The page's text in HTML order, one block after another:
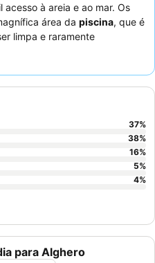
acesso à areia e ao mar. Os
área da piscina, que é
limpa e raramente
excecionais, e o
Para uma experiência
considerar solicitar um
para Alghero
37%
38%
16%
5%
4%